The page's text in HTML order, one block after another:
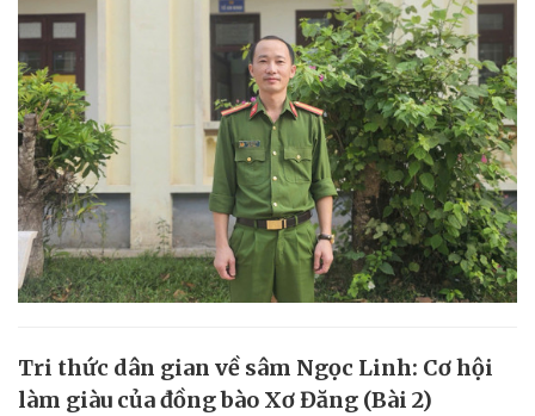
Tri thức dân gian về sâm Ngọc Linh: Cơ hội
làm giàu của đồng bào Xơ Đăng (Bài 2)